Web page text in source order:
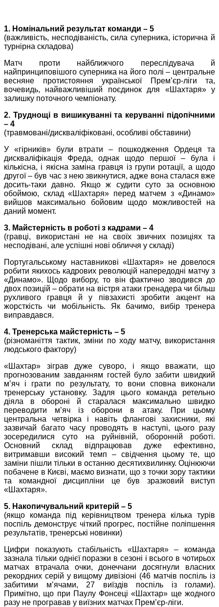
1. Номінальний результат команди – 5
(важливість, несподіваність, сила суперника, історична й
турнірна складова)
Матч проти найближчого переслідувача й
найпринциповішого суперника на його полі – центральне
весняне протистояння української Прем’єр-ліги та,
вочевидь, найважливіший поєдинок для «Шахтаря» у
залишку поточного чемпіонату.
2. Труднощі в вишикуванні та керуванні підопічними
– 4
(травмовані/дискваліфіковані, особливі обставини)
У «гірників» були втрати – пошкодження Ордеця та
дискваліфікація Фреда, однак щодо першої – була і
кількісна, і якісна заміна гравця із групи ротації, а щодо
другої – був час з нею звикнутися, адже вона сталася вже
досить-таки давно. Якщо ж судити суто за основною
обоймою, склад «Шахтаря» перед матчем з «Динамо»
вийшов максимально бойовим щодо можливостей на
даний момент.
3. Майстерність в роботі з кадрами – 4
(гравці, використані не на своїх звичних позиціях та
несподівані, але успішні нові обличчя у складі)
Португальському наставникові «Шахтаря» не довелося
робити якихось кадрових революцій напередодні матчу з
«Динамо». Щодо вибору, то він фактично зводився до
двох позицій – обрати на вістря атаки гренадера чи більш
рухливого гравця й у півзахисті зробити акцент на
жорсткість чи мобільність. Як бачимо, вибір тренера
виправдався.
4. Тренерська майстерність – 5
(різноманіття тактик, зміни по ходу матчу, використання
людського фактору)
«Шахтар» зіграв дуже суворо, і якщо вважати, що
прогнозованим завданням гостей було забити швидкий
м’яч і грати по результату, то вони сповна виконали
тренерську установку. Задля цього команда ретельно
діяла в обороні й старалася максимально швидко
переводити м’яч із оборони в атаку. При цьому
центральна четвірка і навіть флангові захисники, які
зазвичай багато часу проводять в наступі, цього разу
зосередилися суто на руйнівній, оборонній роботі.
Основний склад відпрацював дуже ефективно,
витримавши високий темп – свідчення цьому те, що
заміни пішли тільки в останню десятихвилинку. Оцінюючи
побачене в Києві, маємо визнати, що з точки зору тактики
та командної дисципліни це був зразковий виступ
«Шахтаря».
5. Накопичувальний критерій – 5
(якщо команда під керівництвом тренера кілька турів
поспіль демонструє чіткий прогрес, постійне поліпшення
результатів, тренерські новинки)
Цифри показують стабільність «Шахтаря» – команда
зазнала тільки однієї поразки в сезоні і всього в чотирьох
матчах втрачала очки, донеччани досягнули власних
рекордних серій у вищому дивізіоні (46 матчів поспіль із
забитими м’ячами, 27 виїздів поспіль із голами).
Примітно, що при Паулу Фонсеці «Шахтар» ще жодного
разу не програвав у виїзних матчах Прем’єр-ліги.